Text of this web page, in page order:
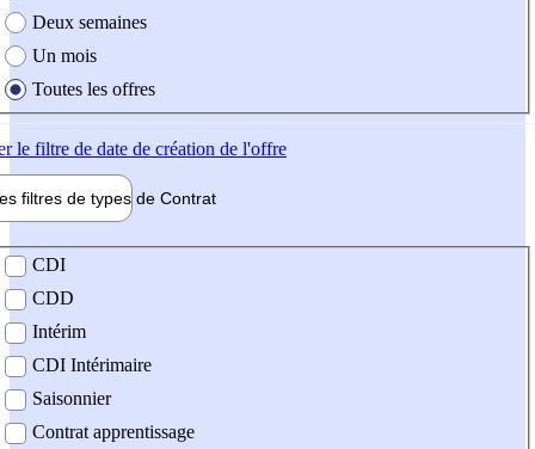
Deux semaines
Un mois
Toutes les offres
le filtre de date de création de l'offre
filtres de types de Contrat
contrat
CDI
CDD
Intérim
CDI Intérimaire
Saisonnier
Contrat apprentissage